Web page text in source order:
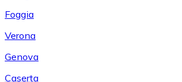
Foggia
Verona
Genova
Caserta